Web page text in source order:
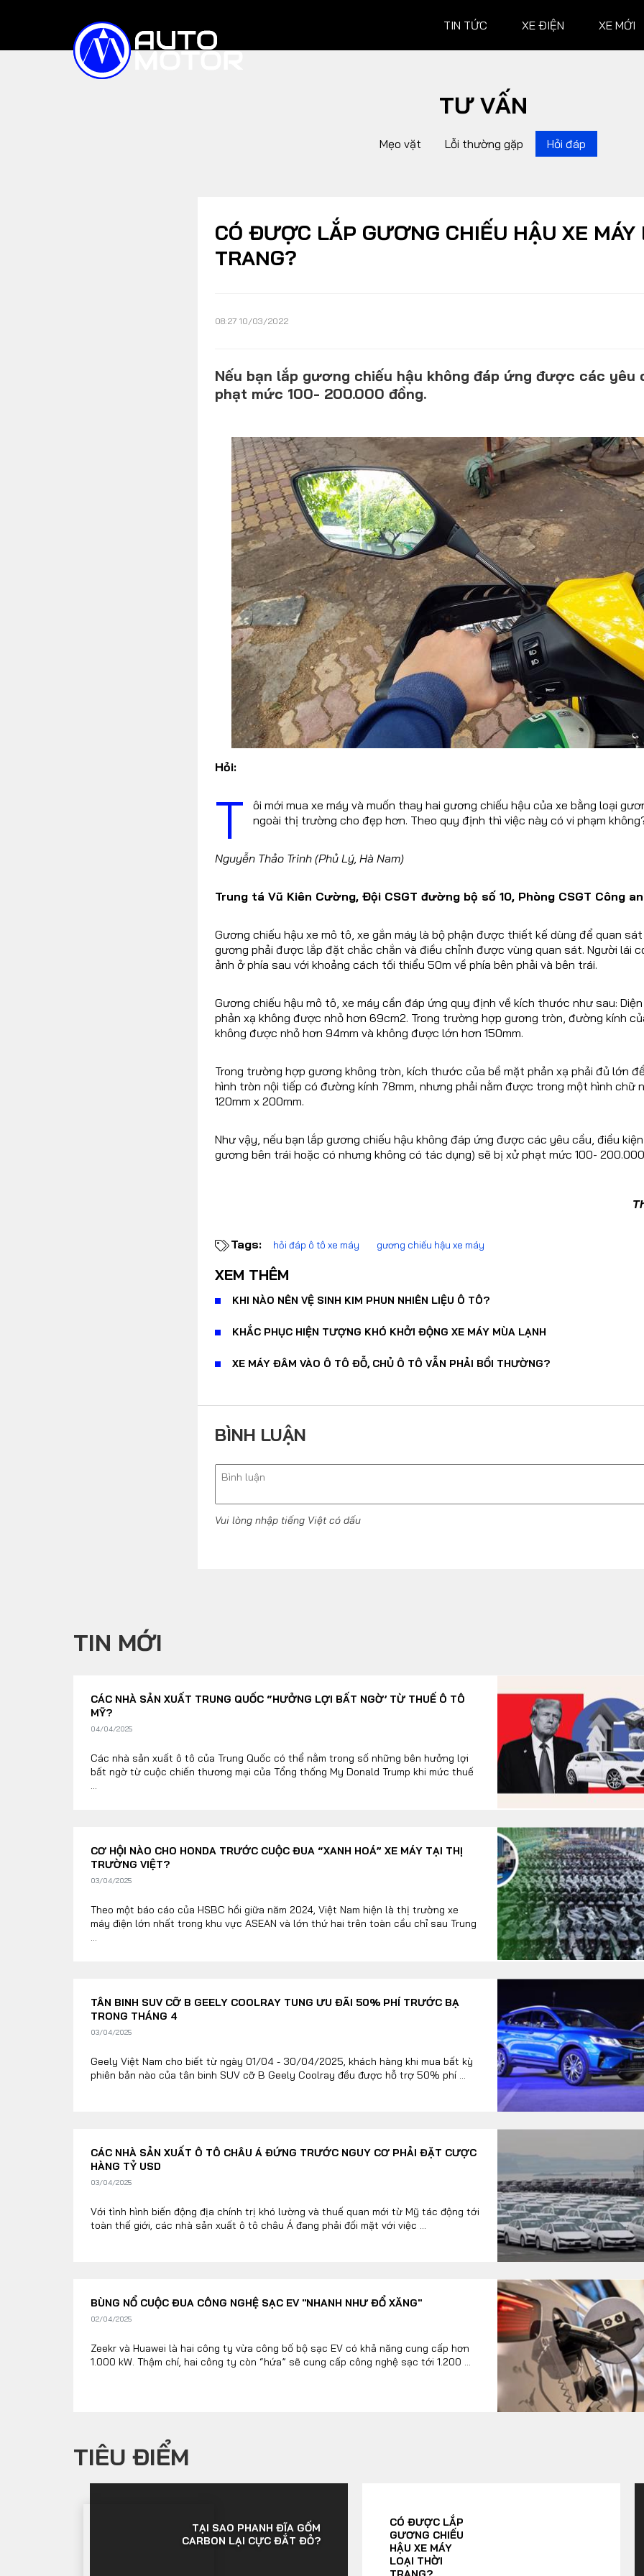
TIN TỨC XE ĐIỆN XE MỚI
XE MỚI
Hành trình
SO SÁNH XE
Hỏi đáp
F1 Hà Nội
MODEL DÒNG XE
RSS
CONTACT US
024 32055868 / 0913070809
automotorvn@hemera.vn
TƯ VẤN
Mẹo vặt Lỗi thường gặp Hỏi đáp
CÓ ĐƯỢC LẮP GƯƠNG CHIẾU HẬU XE MÁY
TRANG?
08:27 10/03/2022
Nếu bạn lắp gương chiếu hậu không đáp ứng được các yêu
phạt mức 100- 200.000 đồng.
Hỏi:
T
ôi mới mua xe máy và muốn thay hai gương chiếu hậu của xe bằng loại
ngoài thị trường cho đẹp hơn. Theo quy định thì việc này có vi phạm
Nguyễn Thảo Trinh (Phủ Lý, Hà Nam)
Trung tá Vũ Kiên Cường, Đội CSGT đường bộ số 10, Phòng CSGT Công
Gương chiếu hậu xe mô tô, xe gắn máy là bộ phận được thiết kế dùng để quan
gương phải được lắp đặt chắc chắn và điều chỉnh được vùng quan sát. Người lái
ảnh ở phía sau với khoảng cách tối thiểu 50m về phía bên phải và bên trái.
Gương chiếu hậu mô tô, xe máy cần đáp ứng quy định về kích thước như sau:
phản xạ không được nhỏ hơn 69cm2. Trong trường hợp gương tròn, đường kính
không được nhỏ hơn 94mm và không được lớn hơn 150mm.
Trong trường hợp gương không tròn, kích thước của bề mặt phản xạ phải đủ lớn
hình tròn nội tiếp có đường kính 78mm, nhưng phải nằm được trong một hình chữ
120mm x 200mm.
Như vậy, nếu bạn lắp gương chiếu hậu không đáp ứng được các yêu cầu, điều
gương bên trái hoặc có nhưng không có tác dụng) sẽ bị xử phạt mức 100-
Tags: hỏi đáp ô tô xe máy gương chiếu hậu xe máy
XEM THÊM
KHI NÀO NÊN VỆ SINH KIM PHUN NHIÊN LIỆU Ô TÔ?
KHẮC PHỤC HIỆN TƯỢNG KHÓ KHỞI ĐỘNG XE MÁY MÙA LẠNH
XE MÁY ĐÂM VÀO Ô TÔ ĐỖ, CHỦ Ô TÔ VẪN PHẢI BỒI THƯỜNG?
BÌNH LUẬN
Vui lòng nhập tiếng Việt có dấu
TIN MỚI
CÁC NHÀ SẢN XUẤT TRUNG QUỐC “HƯỞNG LỢI BẤT NGỜ’ TỪ THUẾ Ô TÔ
MỸ?
04/04/2025
Các nhà sản xuất ô tô của Trung Quốc có thể nằm trong số những bên hưởng lợi
bất ngờ từ cuộc chiến thương mại của Tổng thống My Donald Trump khi mức thuế
...
CƠ HỘI NÀO CHO HONDA TRƯỚC CUỘC ĐUA “XANH HOÁ” XE MÁY TẠI THỊ
TRƯỜNG VIỆT?
03/04/2025
Theo một báo cáo của HSBC hồi giữa năm 2024, Việt Nam hiện là thị trường xe
máy điện lớn nhất trong khu vực ASEAN và lớn thứ hai trên toàn cầu chỉ sau Trung
...
TÂN BINH SUV CỠ B GEELY COOLRAY TUNG ƯU ĐÃI 50% PHÍ TRƯỚC BẠ
TRONG THÁNG 4
03/04/2025
Geely Việt Nam cho biết từ ngày 01/04 - 30/04/2025, khách hàng khi mua bất kỳ
phiên bản nào của tân binh SUV cỡ B Geely Coolray đều được hỗ trợ 50% phí ...
CÁC NHÀ SẢN XUẤT Ô TÔ CHÂU Á ĐỨNG TRƯỚC NGUY CƠ PHẢI ĐẶT CƯỢC
HÀNG TỶ USD
03/04/2025
Với tình hình biến động địa chính trị khó lường và thuế quan mới từ Mỹ tác động tới
toàn thế giới, các nhà sản xuất ô tô châu Á đang phải đối mặt với việc ...
BÙNG NỔ CUỘC ĐUA CÔNG NGHỆ SẠC EV "NHANH NHƯ ĐỔ XĂNG"
02/04/2025
Zeekr và Huawei là hai công ty vừa công bố bộ sạc EV có khả năng cung cấp hơn
1.000 kW. Thậm chí, hai công ty còn “hứa” sẽ cung cấp công nghệ sạc tới 1.200 ...
TIÊU ĐIỂM
TẠI SAO PHANH ĐĨA GỐM
CARBON LẠI CỰC ĐẮT ĐỎ?
CÓ ĐƯỢC LẮP
GƯƠNG CHIẾU
HẬU XE MÁY
LOẠI THỜI